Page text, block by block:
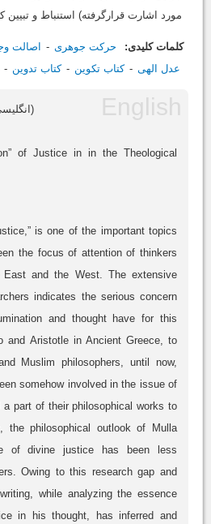
مورد اشارت قرارگرفته) استنباط و
کلمات کلیدی: حرکت جوهری اصالت
عدل الهی
کتاب تکوین کتاب تدوین
Article data in English (انگلیسی)
of Justice in in the Theological
is one of the important topics
the focus of attention of thinkers
and the West. The extensive
indicates the serious concern
and thought have for this
and Aristotle in Ancient Greece, to
Muslim philosophers, until now,
somehow involved in the issue of
part of their philosophical works to
the philosophical outlook of Mulla
of divine justice has been less
Owing to this research gap and
while analyzing the essence
in his thought, has inferred and